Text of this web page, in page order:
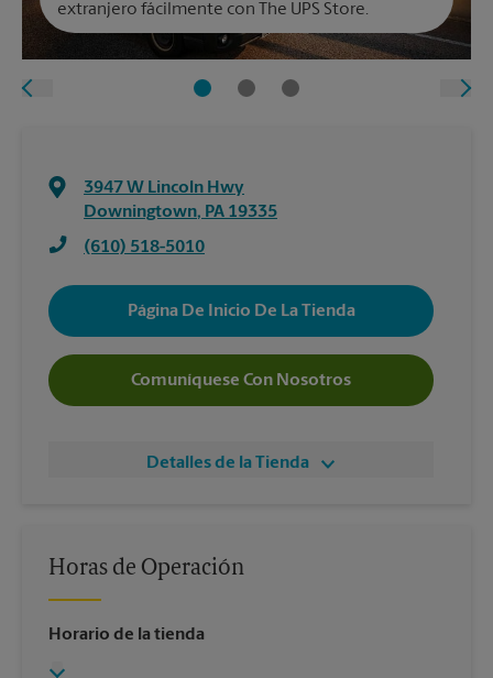
extranjero fácilmente con The UPS Store.
3947 W Lincoln Hwy
Downingtown, PA 19335
(610) 518-5010
Página De Inicio De La Tienda
Comuníquese Con Nosotros
Detalles de la Tienda
Horas de Operación
Horario de la tienda